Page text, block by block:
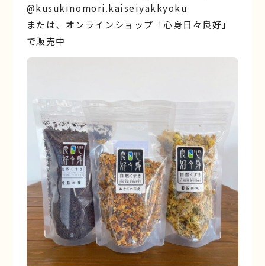
@kusukinomori.kaiseiyakkyoku
または、オンラインショップ「心身日々良好」
で販売中